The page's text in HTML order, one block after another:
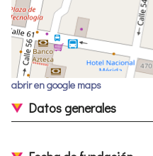
abrir en google maps
Datos generales